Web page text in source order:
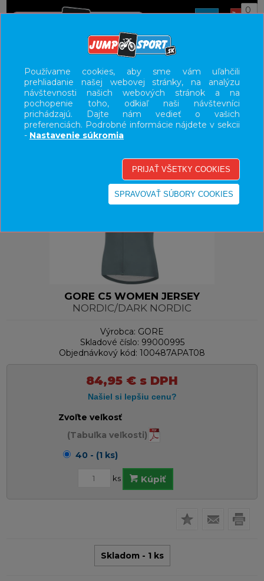
0
UŽÍVATEĽSKÝ PANEL
KATEGÓRIE
HLAVNÉ MENU
GORE C5 WOMEN JERSEY
NORDIC/DARK NORDIC
Výrobca: GORE
Skladové číslo: 99000995
Objednávkový kód: 100487APAT08
84,95 € s DPH
Zvoľte veľkosť
(Tabuľka veľkosti)
40 - (1 ks)
ks Kúpiť
Skladom - 1 ks
Používame cookies, aby sme vám uľahčili
prehliadanie našej webovej stránky, na analýzu
návštevnosti našich webových stránok a na
pochopenie toho, odkiaľ naši návštevníci
prichádzajú. Dajte nám vedieť o vašich
preferenciách. Podrobné informácie nájdete v sekcii
- Nastavenie súkromia